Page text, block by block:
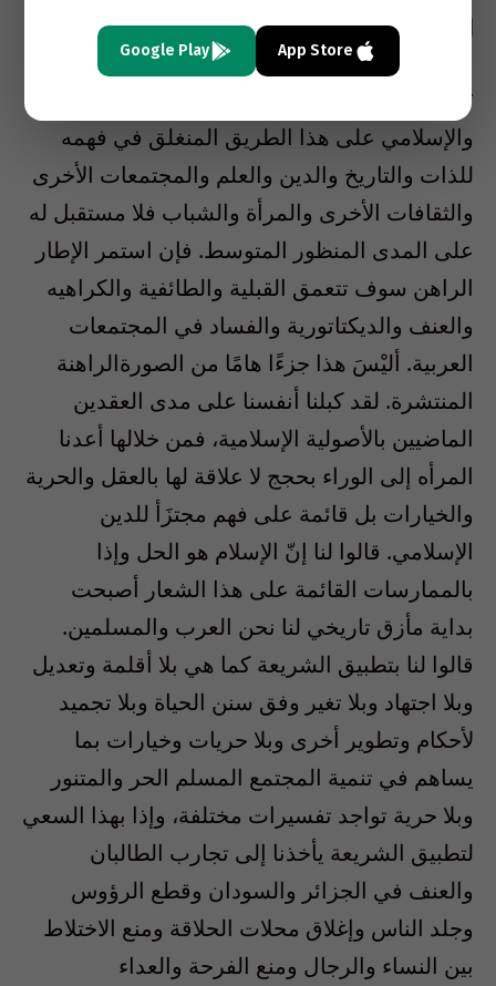
العربي؟
**
والإسلامي على هذا الطريق المنغلق في فهمه
للذات والتاريخ والدين والعلم والمجتمعات الأخرى
والثقافات الأخرى والمرأة والشباب فلا مستقبل له
على المدى المنظور المتوسط. فإن استمر الإطار
الراهن سوف تتعمق القبلية والطائفية والكراهيه
والعنف والديكتاتورية والفساد في المجتمعات
العربية. أليْسَ هذا جزءًا هامًا من الصورةالراهنة
المنتشرة. لقد كبلنا أنفسنا على مدى العقدين
الماضيين بالأصولية الإسلامية، فمن خلالها أعدنا
المرأه إلى الوراء بحجج لا علاقة لها بالعقل والحرية
والخيارات بل قائمة على فهم مجتزَأ للدين
الإسلامي. قالوا لنا إنّ الإسلام هو الحل وإذا
بالممارسات القائمة على هذا الشعار أصبحت
بداية مأزق تاريخي لنا نحن العرب والمسلمين.
قالوا لنا بتطبيق الشريعة كما هي بلا أقلمة وتعديل
وبلا اجتهاد وبلا تغير وفق سنن الحياة وبلا تجميد
لأحكام وتطوير أخرى وبلا حريات وخيارات بما
يساهم في تنمية المجتمع المسلم الحر والمتنور
وبلا حرية تواجد تفسيرات مختلفة، وإذا بهذا السعي
لتطبيق الشريعة يأخذنا إلى تجارب الطالبان
والعنف في الجزائر والسودان وقطع الرؤوس
وجلد الناس وإغلاق محلات الحلاقة ومنع الاختلاط
بين النساء والرجال ومنع الفرحة والعداء
App Store
Google Play